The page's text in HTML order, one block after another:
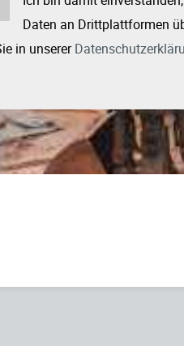
Daten an Drittplattformen
in unserer